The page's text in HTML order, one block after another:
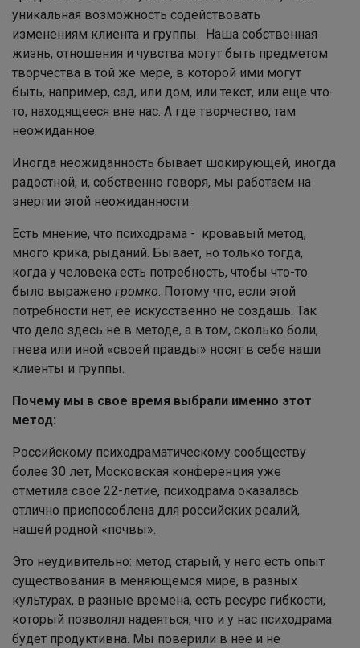
уникальная возможность содействовать
изменениям клиента и группы. Наша собственная
жизнь, отношения и чувства могут быть предметом
творчества в той же мере, в которой ими могут
быть, например, сад, или дом, или текст, или еще что-
то, находящееся вне нас. А где творчество, там
неожиданное.
Иногда неожиданность бывает шокирующей, иногда
радостной, и, собственно говоря, мы работаем на
энергии этой неожиданности.
Есть мнение, что психодрама - кровавый метод,
много крика, рыданий. Бывает, но только тогда,
когда у человека есть потребность, чтобы что-то
было выражено громко. Потому что, если этой
потребности нет, ее искусственно не создашь. Так
что дело здесь не в методе, а в том, сколько боли,
гнева или иной «своей правды» носят в себе наши
клиенты и группы.
Почему мы в свое время выбрали именно этот
метод:
Российскому психодраматическому сообществу
более 30 лет, Московская конференция уже
отметила свое 22-летие, психодрама оказалась
отлично приспособлена для российских реалий,
нашей родной «почвы».
Это неудивительно: метод старый, у него есть опыт
существования в меняющемся мире, в разных
культурах, в разные времена, есть ресурс гибкости,
который позволял надеяться, что и у нас психодрама
будет продуктивна. Мы поверили в нее и не